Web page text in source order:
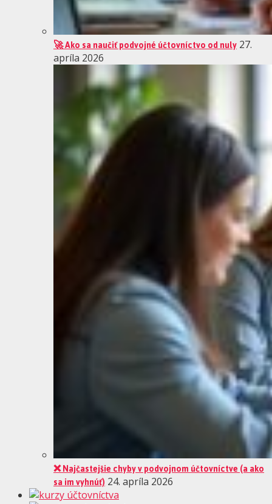
🚀 Ako sa naučiť podvojné účtovníctvo od nuly 27.
apríla 2026
❌ Najčastejšie chyby v podvojnom účtovníctve (a ako
sa im vyhnúť) 24. apríla 2026